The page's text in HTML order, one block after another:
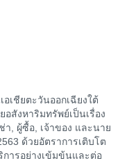
เชียตะวันออกเฉียงใต้
สังหาริมทรัพย์เป็นเรื่อง
า, ผู้ซื้อ, เจ้าของ และนาย
ด้วยอัตราการเติบโต
ารอย่างเข้มข้นและต่อ